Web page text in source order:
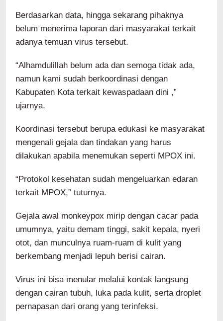
Berdasarkan data, hingga sekarang pihaknya
belum menerima laporan dari masyarakat terkait
adanya temuan virus tersebut.
“Alhamdulillah belum ada dan semoga tidak ada,
namun kami sudah berkoordinasi dengan
Kabupaten Kota terkait kewaspadaan dini ,”
ujarnya.
Koordinasi tersebut berupa edukasi ke masyarakat
mengenali gejala dan tindakan yang harus
dilakukan apabila menemukan seperti MPOX ini.
“Protokol kesehatan sudah mengeluarkan edaran
terkait MPOX,” tuturnya.
Gejala awal monkeypox mirip dengan cacar pada
umumnya, yaitu demam tinggi, sakit kepala, nyeri
otot, dan munculnya ruam-ruam di kulit yang
berkembang menjadi lepuh berisi cairan.
Virus ini bisa menular melalui kontak langsung
dengan cairan tubuh, luka pada kulit, serta droplet
pernapasan dari orang yang terinfeksi.